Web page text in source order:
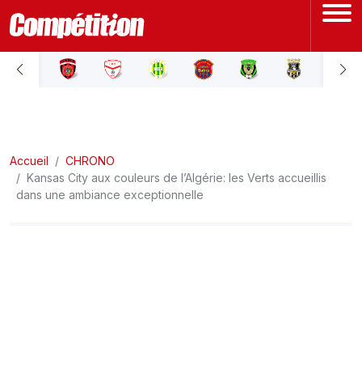
ACCUEIL
LIGUE 2
Accueil
CHRONO
Kansas City aux couleurs de l’Algérie: les Verts accueillis
dans une ambiance exceptionnelle